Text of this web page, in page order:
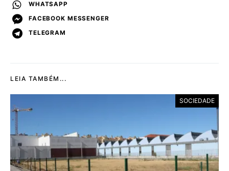
WHATSAPP
FACEBOOK MESSENGER
TELEGRAM
LEIA TAMBÉM...
SOCIEDADE